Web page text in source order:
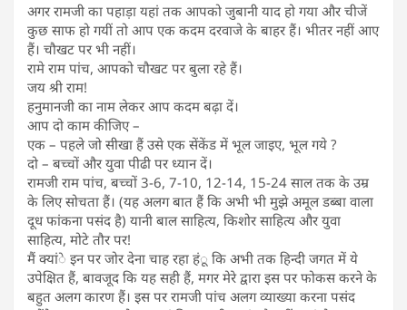
अगर रामजी का पहाड़ा यहां तक आपको जुबानी याद हो गया और चीजें
कुछ साफ हो गयीं तो आप एक कदम दरवाजे के बाहर हैं। भीतर नहीं आए
हैं। चौखट पर भी नहीं।
रामे राम पांच, आपको चौखट पर बुला रहे हैं।
जय श्री राम!
हनुमानजी का नाम लेकर आप कदम बढ़ा दें।
आप दो काम कीजिए –
एक – पहले जो सीखा हैं उसे एक सेंकेंड में भूल जाइए, भूल गये ?
दो – बच्चों और युवा पीढी पर ध्यान दें।
रामजी राम पांच, बच्चों 3-6, 7-10, 12-14, 15-24 साल तक के उम्र
के लिए सोचता हैं। (यह अलग बात हैं कि अभी भी मुझे अमूल डब्बा वाला
दूध फांकना पसंद है) यानी बाल साहित्य, किशोर साहित्य और युवा
साहित्य, मोटे तौर पर!
मैं क्यांे इन पर जोर देना चाह रहा हंू कि अभी तक हिन्दी जगत में ये
उपेक्षित हैं, बावजूद कि यह सही हैं, मगर मेरे द्वारा इस पर फोकस करने के
बहुत अलग कारण हैं। इस पर रामजी पांच अलग व्याख्या करना पसंद